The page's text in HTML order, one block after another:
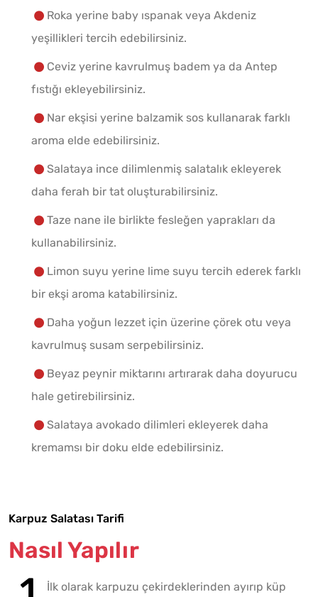
Roka yerine baby ıspanak veya Akdeniz
yeşillikleri tercih edebilirsiniz.
Ceviz yerine kavrulmuş badem ya da Antep
fıstığı ekleyebilirsiniz.
Nar ekşisi yerine balzamik sos kullanarak farklı
aroma elde edebilirsiniz.
Salataya ince dilimlenmiş salatalık ekleyerek
daha ferah bir tat oluşturabilirsiniz.
Taze nane ile birlikte fesleğen yaprakları da
kullanabilirsiniz.
Limon suyu yerine lime suyu tercih ederek farklı
bir ekşi aroma katabilirsiniz.
Daha yoğun lezzet için üzerine çörek otu veya
kavrulmuş susam serpebilirsiniz.
Beyaz peynir miktarını artırarak daha doyurucu
hale getirebilirsiniz.
Salataya avokado dilimleri ekleyerek daha
kremamsı bir doku elde edebilirsiniz.
Karpuz Salatası Tarifi
Nasıl Yapılır
İlk olarak karpuzu çekirdeklerinden ayırıp küp